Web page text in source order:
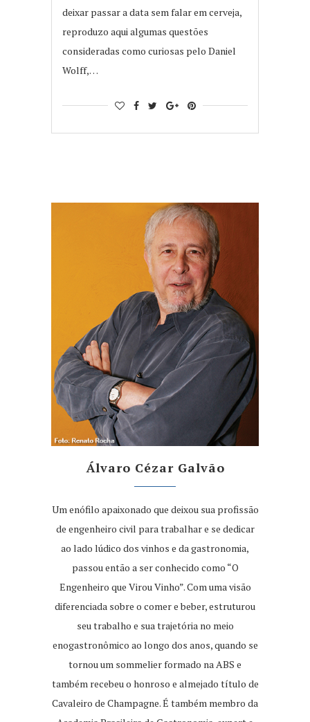
deixar passar a data sem falar em cerveja,
reproduzo aqui algumas questões
consideradas como curiosas pelo Daniel
Wolff,…
Álvaro Cézar Galvão
Um enófilo apaixonado que deixou sua profissão
de engenheiro civil para trabalhar e se dedicar
ao lado lúdico dos vinhos e da gastronomia,
passou então a ser conhecido como “O
Engenheiro que Virou Vinho”. Com uma visão
diferenciada sobre o comer e beber, estruturou
seu trabalho e sua trajetória no meio
enogastronômico ao longo dos anos, quando se
tornou um sommelier formado na ABS e
também recebeu o honroso e almejado título de
Cavaleiro de Champagne. É também membro da